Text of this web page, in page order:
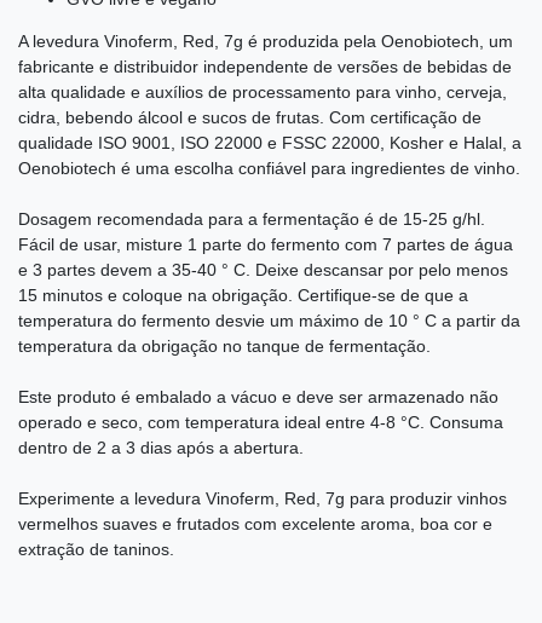
A levedura Vinoferm, Red, 7g é produzida pela Oenobiotech, um
fabricante e distribuidor independente de versões de bebidas de
alta qualidade e auxílios de processamento para vinho, cerveja,
cidra, bebendo álcool e sucos de frutas. Com certificação de
qualidade ISO 9001, ISO 22000 e FSSC 22000, Kosher e Halal, a
Oenobiotech é uma escolha confiável para ingredientes de vinho.
Dosagem recomendada para a fermentação é de 15-25 g/hl.
Fácil de usar, misture 1 parte do fermento com 7 partes de água
e 3 partes devem a 35-40 ° C. Deixe descansar por pelo menos
15 minutos e coloque na obrigação. Certifique-se de que a
temperatura do fermento desvie um máximo de 10 ° C a partir da
temperatura da obrigação no tanque de fermentação.
Este produto é embalado a vácuo e deve ser armazenado não
operado e seco, com temperatura ideal entre 4-8 °C. Consuma
dentro de 2 a 3 dias após a abertura.
Experimente a levedura Vinoferm, Red, 7g para produzir vinhos
vermelhos suaves e frutados com excelente aroma, boa cor e
extração de taninos.